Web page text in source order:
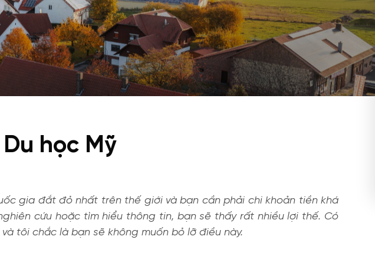
học Mỹ
gia đắt đỏ nhất trên thế giới và bạn cần phải chi khoản tiền khá
cứu hoặc tìm hiểu thông tin, bạn sẽ thấy rất nhiều lợi thế. Có
tôi chắc là bạn sẽ không muốn bỏ lỡ điều này.